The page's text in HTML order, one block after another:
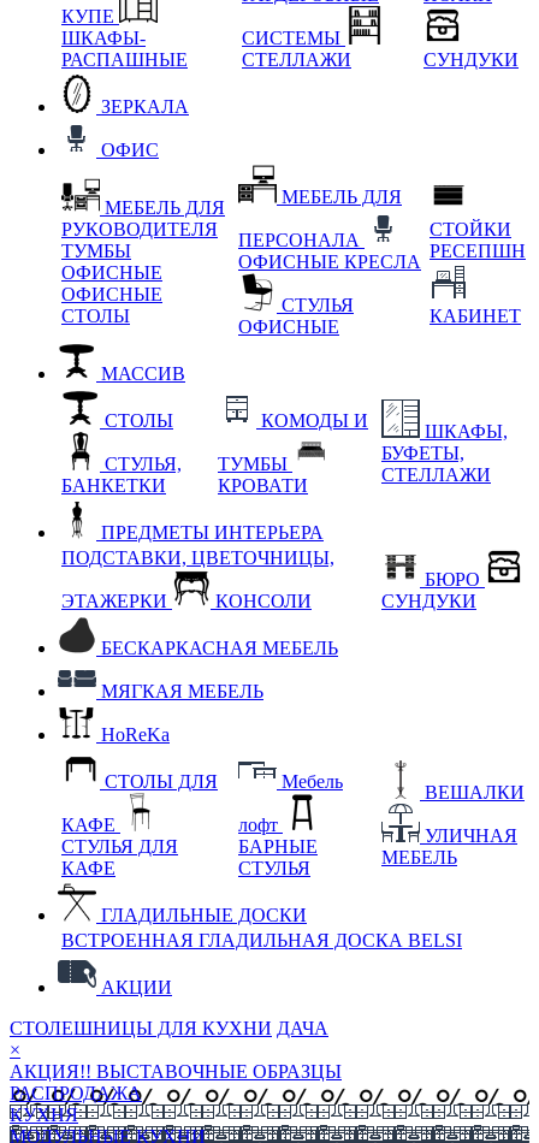
КУПЕ
ШКАФЫ-
РАСПАШНЫЕ
СИСТЕМЫ
СТЕЛЛАЖИ
СУНДУКИ
ЗЕРКАЛА
ОФИС
МЕБЕЛЬ ДЛЯ
РУКОВОДИТЕЛЯ
ТУМБЫ
ОФИСНЫЕ
ОФИСНЫЕ
СТОЛЫ
МЕБЕЛЬ ДЛЯ
ПЕРСОНАЛА
ОФИСНЫЕ КРЕСЛА
СТУЛЬЯ
ОФИСНЫЕ
СТОЙКИ
РЕСЕПШН
КАБИНЕТ
МАССИВ
СТОЛЫ
СТУЛЬЯ,
БАНКЕТКИ
КОМОДЫ И
ТУМБЫ
КРОВАТИ
ШКАФЫ,
БУФЕТЫ,
СТЕЛЛАЖИ
ПРЕДМЕТЫ ИНТЕРЬЕРА
ПОДСТАВКИ, ЦВЕТОЧНИЦЫ,
ЭТАЖЕРКИ КОНСОЛИ
БЮРО
СУНДУКИ
БЕСКАРКАСНАЯ МЕБЕЛЬ
МЯГКАЯ МЕБЕЛЬ
HoReKa
СТОЛЫ ДЛЯ
КАФЕ
СТУЛЬЯ ДЛЯ
КАФЕ
Мебель
лофт
БАРНЫЕ
СТУЛЬЯ
ВЕШАЛКИ
УЛИЧНАЯ
МЕБЕЛЬ
ГЛАДИЛЬНЫЕ ДОСКИ
ВСТРОЕННАЯ ГЛАДИЛЬНАЯ ДОСКА BELSI
АКЦИИ
СТОЛЕШНИЦЫ ДЛЯ КУХНИ ДАЧА
×
АКЦИЯ!! ВЫСТАВОЧНЫЕ ОБРАЗЦЫ
РАСПРОДАЖА
КУХНЯ
МОДУЛЬНЫЕ КУХНИ